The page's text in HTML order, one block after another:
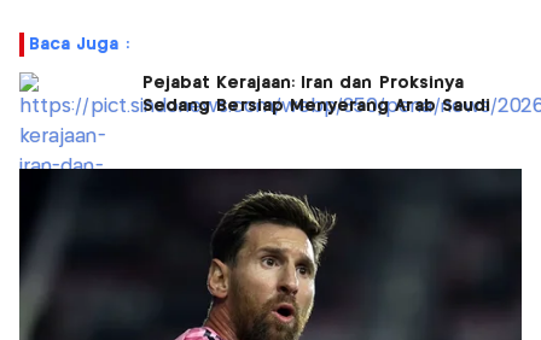
Baca Juga :
Pejabat Kerajaan: Iran dan Proksinya
Sedang Bersiap Menyerang Arab Saudi